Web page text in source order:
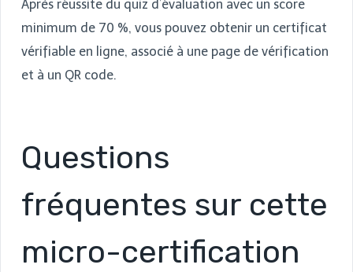
Après réussite du quiz d’évaluation avec un score
minimum de 70 %, vous pouvez obtenir un certificat
vérifiable en ligne, associé à une page de vérification
et à un QR code.
Questions
fréquentes sur cette
micro-certification